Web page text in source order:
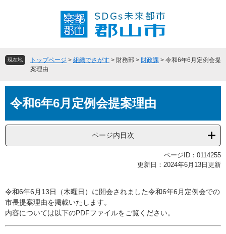
頭
飛
へ
現在地 トップページ > 組織でさがす > 財務部 > 財政課 > 令和6年6月定例会提
案理由
文令和6年6月定例会提案理由
ページ内目次
ページID：0114255
更新日：2024年6月13日更新
令和6年6月13日（木曜日）に開会されました令和6年6月定例会での
市長提案理由を掲載いたします。
内容については以下のPDFファイルをご覧ください。